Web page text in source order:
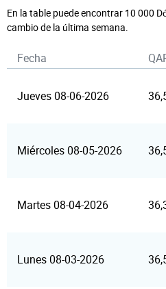
En la table puede encontrar 10 000
cambio de la última semana.
Fecha
Jueves 08-06-2026
Miércoles 08-05-2026
Martes 08-04-2026
Lunes 08-03-2026